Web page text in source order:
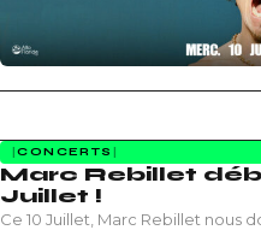
CONCERTS
Marc Rebillet
Juillet !
Ce 10 Juillet, Marc Rebillet nous